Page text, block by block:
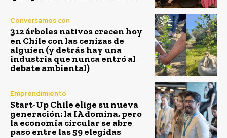
Conversamos con
312 árboles nativos crecen hoy
en Chile con las cenizas de
alguien (y detrás hay una
industria que nunca entró al
debate ambiental)
Emprendimiento
Start-Up Chile elige su nueva
generación: la IA domina, pero
la economía circular se abre
paso entre las 59 elegidas